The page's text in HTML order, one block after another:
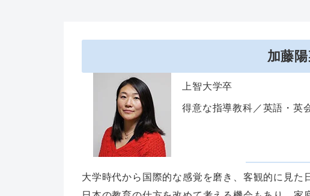
加藤
上智大学卒
得意な指導教科／英語・英
大学時代から国際的な感覚を磨き、客観的に見た